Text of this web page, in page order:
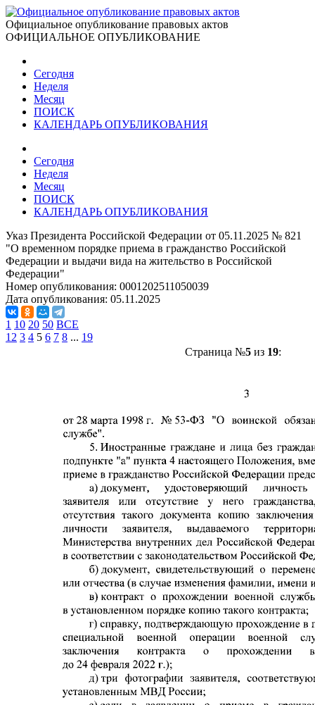
Официальное опубликование правовых актов
ОФИЦИАЛЬНОЕ ОПУБЛИКОВАНИЕ
Сегодня
Неделя
Месяц
ПОИСК
КАЛЕНДАРЬ ОПУБЛИКОВАНИЯ
Сегодня
Неделя
Месяц
ПОИСК
КАЛЕНДАРЬ ОПУБЛИКОВАНИЯ
Указ Президента Российской Федерации от 05.11.2025 № 821
"О временном порядке приема в гражданство Российской
Федерации и выдачи вида на жительство в Российской
Федерации"
Номер опубликования: 0001202511050039
Дата опубликования: 05.11.2025
1 10 20 50 ВСЕ
1 2 3 4 5 6 7 8 ... 19
Страница №5из 19: